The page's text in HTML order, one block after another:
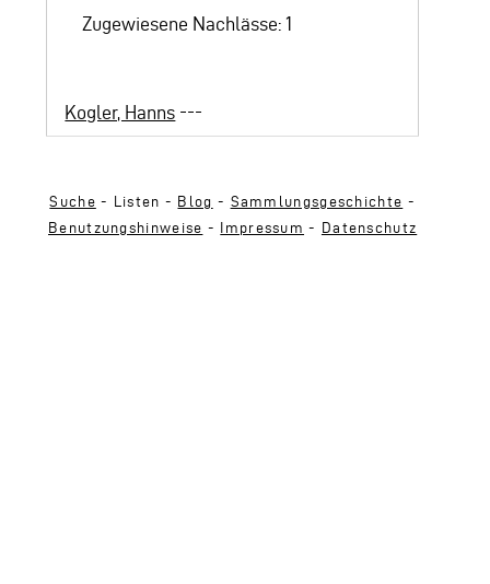
Zugewiesene Nachlässe: 1
Kogler, Hanns ---
Suche - Listen - Blog - Sammlungsgeschichte -
Benutzungshinweise - Impressum - Datenschutz